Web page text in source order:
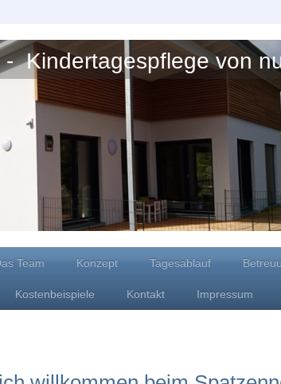
Kindertagespflege von
Team Konzept Tagesablauf
Kostenbeispiele Kontakt Impressum